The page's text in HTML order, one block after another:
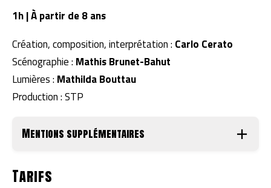
1h | À partir de 8 ans
Création, composition, interprétation : Carlo Cerato
Scénographie : Mathis Brunet-Bahut
Lumières : Mathilda Bouttau
Production : STP
Mentions supplémentaires
Tarifs